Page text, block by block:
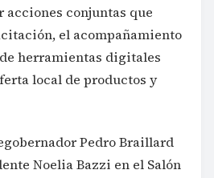
conjuntas que
el acompañamiento
herramientas digitales
local de productos y
Pedro Braillard
Noelia Bazzi en el Salón